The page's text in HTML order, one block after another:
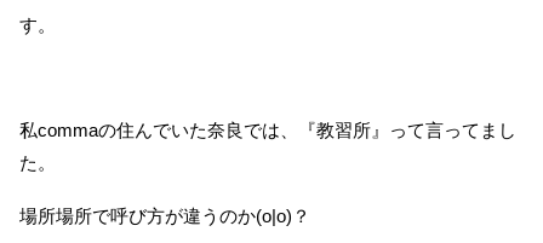
す。
私commaの住んでいた奈良では、『教習所』って言ってまし
た。
場所場所で呼び方が違うのか(o|o)？